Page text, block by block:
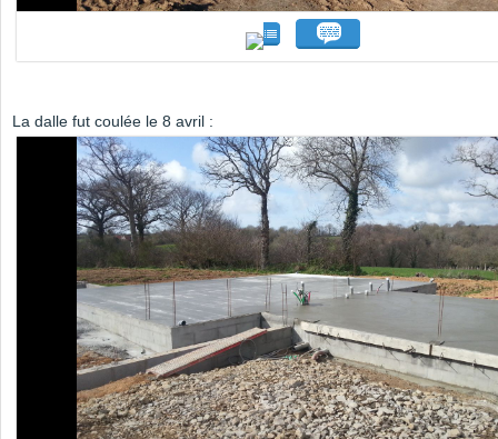
La dalle fut coulée le 8 avril :